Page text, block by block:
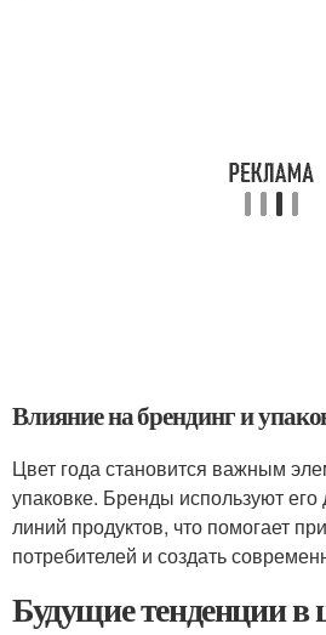
Влияние на брендинг и
Цвет года становится важным
упаковке. Бренды используют
линий продуктов, что помогает
потребителей и создать
Будущие тенденции в